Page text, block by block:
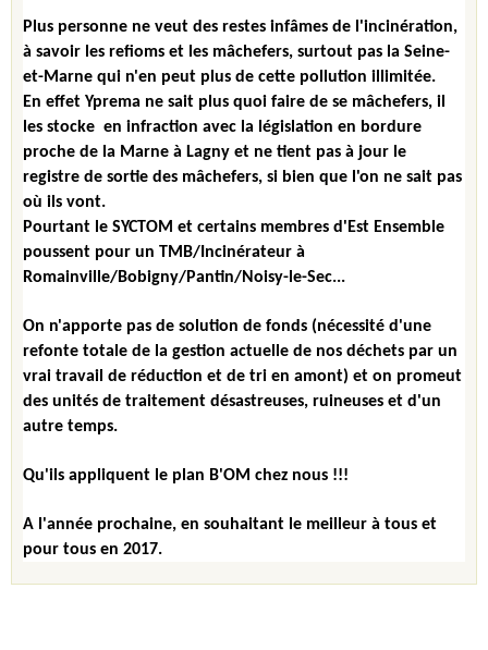
Plus personne ne veut des restes infâmes de l'incinération,
à savoir les refioms et les mâchefers, surtout pas la Seine-
et-Marne qui n'en peut plus de cette pollution illimitée.
En effet Yprema ne sait plus quoi faire de se mâchefers, il
les stocke en infraction avec la législation en bordure
proche de la Marne à Lagny et ne tient pas à jour le
registre de sortie des mâchefers, si bien que l'on ne sait pas
où ils vont.
Pourtant le SYCTOM et certains membres d'Est Ensemble
poussent pour un TMB/Incinérateur à
Romainville/Bobigny/Pantin/Noisy-le-Sec...
On n'apporte pas de solution de fonds (nécessité d'une
refonte totale de la gestion actuelle de nos déchets par un
vrai travail de réduction et de tri en amont) et on promeut
des unités de traitement désastreuses, ruineuses et d'un
autre temps.
Qu'ils appliquent le plan B'OM chez nous !!!
A l'année prochaine, en souhaitant le meilleur à tous et
pour tous en 2017.